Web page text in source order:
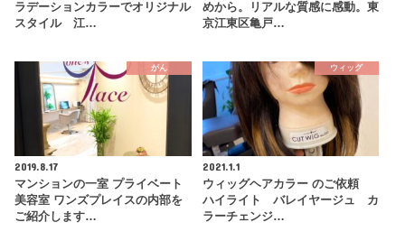
ラデーションカラーでオリジナル
スタイル 江…
めから。リアルな質感に感動。東
京江東区亀戸…
がん
2019.8.17
マンションの一室 プライベート
美容室 ワンズプレイスの内部を
ご紹介します…
ウィッグ
2021.1.1
ウィッグヘアカラー のご依頼
ハイライト バレイヤージュ カ
ラーチェンジ…